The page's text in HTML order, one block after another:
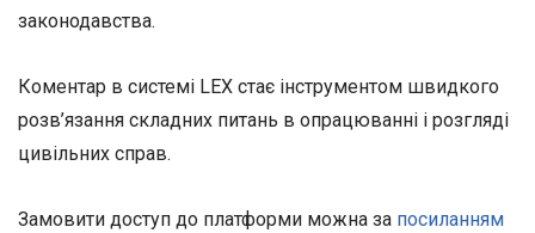
законодавства.
Коментар в системі LEX стає інструментом швидкого
розв’язання складних питань в опрацюванні і розгляді
цивільних справ.
Замовити доступ до платформи можна за посиланням